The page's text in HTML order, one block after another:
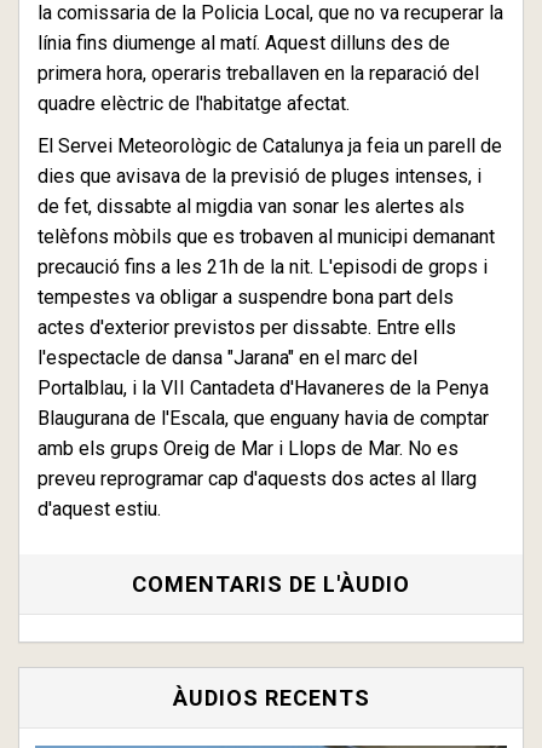
la comissaria de la Policia Local, que no va recuperar la
línia fins diumenge al matí. Aquest dilluns des de
primera hora, operaris treballaven en la reparació del
quadre elèctric de l'habitatge afectat.
El Servei Meteorològic de Catalunya ja feia un parell de
dies que avisava de la previsió de pluges intenses, i
de fet, dissabte al migdia van sonar les alertes als
telèfons mòbils que es trobaven al municipi demanant
precaució fins a les 21h de la nit. L'episodi de grops i
tempestes va obligar a suspendre bona part dels
actes d'exterior previstos per dissabte. Entre ells
l'espectacle de dansa "Jarana" en el marc del
Portalblau, i la VII Cantadeta d'Havaneres de la Penya
Blaugurana de l'Escala, que enguany havia de comptar
amb els grups Oreig de Mar i Llops de Mar. No es
preveu reprogramar cap d'aquests dos actes al llarg
d'aquest estiu.
COMENTARIS DE L'ÀUDIO
ÀUDIOS RECENTS